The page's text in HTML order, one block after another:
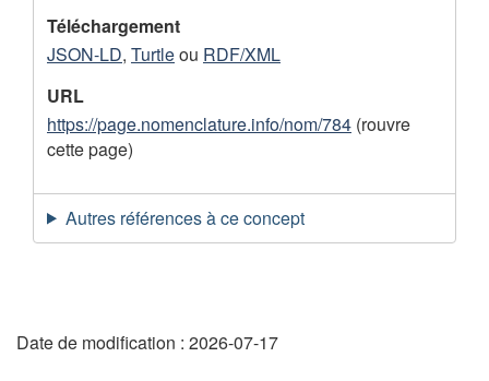
Téléchargement
JSON-LD, Turtleou RDF/XML
URL
https://page.nomenclature.info/nom/784 (rouvre
cette page)
Autres références à ce concept
D
Date de modification : 2026-07-17